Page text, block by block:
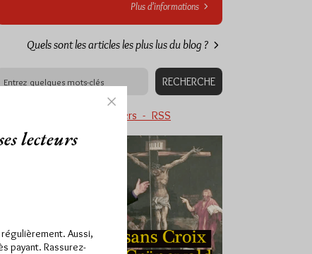
Plus d’informations
Quels sont les articles les plus lus du blog ?
Abonnement aux Newsletters - RSS
lecteurs
Aussi,
payant. Rassurez-